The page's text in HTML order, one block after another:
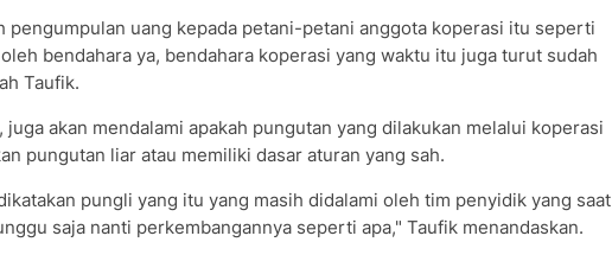
pengumpulan uang kepada petani-petani anggota koperasi itu seperti
bendahara ya, bendahara koperasi yang waktu itu juga turut sudah
Taufik.
juga akan mendalami apakah pungutan yang dilakukan melalui koperasi
pungutan liar atau memiliki dasar aturan yang sah.
pungli yang itu yang masih didalami oleh tim penyidik yang saat
saja nanti perkembangannya seperti apa," Taufik menandaskan.